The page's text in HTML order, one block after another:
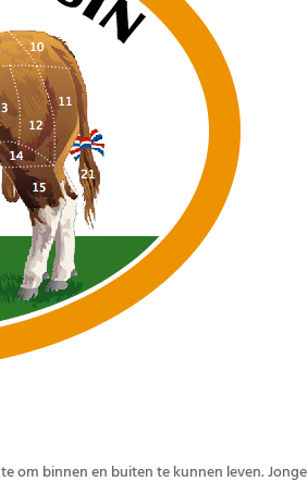
om binnen en buiten te kunnen leven. Jonge